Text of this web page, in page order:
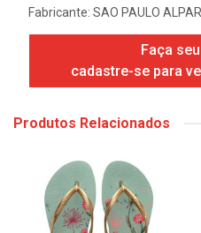
Fabricante: SAO PAULO
Faça
cadastre-se para
Produtos Relacionados